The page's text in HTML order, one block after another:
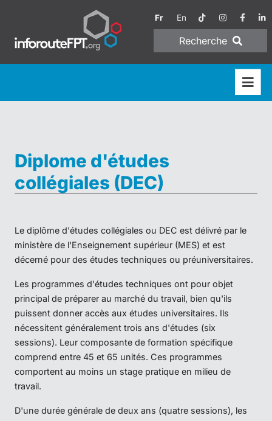
Fr En
Recherche
Diplome d'études
collégiales (DEC)
Le diplôme d'études collégiales ou DEC est délivré par le
ministère de l'Enseignement supérieur (MES) et est
décerné pour des études techniques ou préuniversitaires.
Les programmes d'études techniques ont pour objet
principal de préparer au marché du travail, bien qu'ils
puissent donner accès aux études universitaires. Ils
nécessitent généralement trois ans d'études (six
sessions). Leur composante de formation spécifique
comprend entre 45 et 65 unités. Ces programmes
comportent au moins un stage pratique en milieu de
travail.
D'une durée générale de deux ans (quatre sessions), les